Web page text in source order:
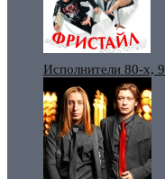
Исполнители 80-х,